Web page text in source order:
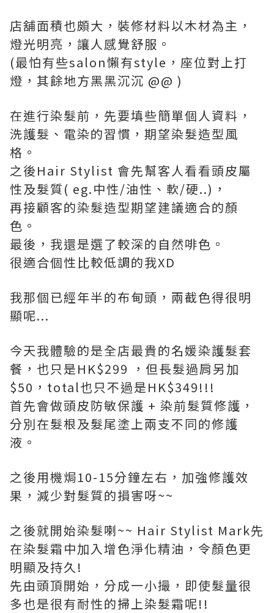
店舖面積也頗大，裝修材料以木材為主，
燈光明亮，讓人感覺舒服。
(最怕有些salon懶有style，座位對上打
燈，其餘地方黑黑沉沉 @@ )
在進行染髮前，先要填些簡單個人資料，
洗護髮、電染的習慣，期望染髮造型風
格。
之後Hair Stylist 會先幫客人看看頭皮屬
性及髮質( eg.中性/油性、軟/硬..)，
再接顧客的染髮造型期望建議適合的顏
色。
最後，我還是選了較深的自然啡色。
很適合個性比較低調的我XD
我那個已經年半的布甸頭，兩截色得很明
顯呢...
今天我體驗的是全店最貴的名媛染護髮套
餐，也只是HK$299 ，但長髮過肩另加
$50，total也只不過是HK$349!!!
首先會做頭皮防敏保護 + 染前髮質修護，
分別在髮根及髮尾塗上兩支不同的修護
液。
之後用機焗10-15分鐘左右，加強修護效
果，減少對髮質的損害呀~~
之後就開始染髮喇~~ Hair Stylist Mark先
在染髮霜中加入增色淨化精油，令顏色更
明顯及持久!
先由頭頂開始，分成一小撮， 即使髮量很
多也是很有耐性的掃上染髮霜呢!!